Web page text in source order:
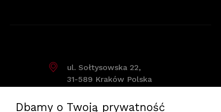
ul. Sołtysowska 22,
31-589 Kraków Polska
kontakt@forcell.pl
Dbamy o Twoją prywatność